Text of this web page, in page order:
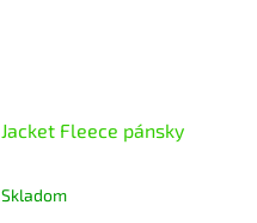
Jacket Fleece pánsky
Skladom